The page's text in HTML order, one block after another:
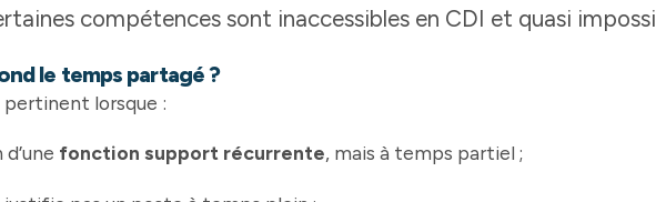
compétences sont inaccessibles en CDI et quasi
le temps partagé ?
lorsque :
fonction support récurrente, mais à temps partiel ;